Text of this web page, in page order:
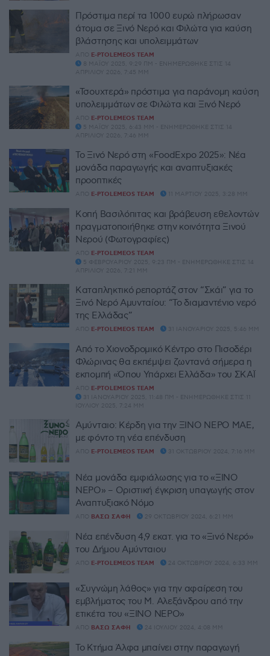
Πρόστιμα περί τα 1000 ευρώ πλήρωσαν
άτομα σε Ξινό Νερό και Φιλώτα για καύση
βλάστησης και υπολειμμάτων
ΑΠΌ E-PTOLEMEOS TEAM
8 ΜΑΪ́ΟΥ 2025, 9:29 ΠΜ - ΕΝΗΜΕΡΏΘΗΚΕ ΣΤΙΣ 14
ΑΠΡΙΛΊΟΥ 2026, 7:45 ΜΜ
«Τσουχτερά» πρόστιμα για παράνομη καύση
υπολειμμάτων σε Φιλώτα και Ξινό Νερό
ΑΠΌ E-PTOLEMEOS TEAM
5 ΜΑΪ́ΟΥ 2025, 6:43 ΜΜ - ΕΝΗΜΕΡΏΘΗΚΕ ΣΤΙΣ 14
ΑΠΡΙΛΊΟΥ 2026, 7:46 ΜΜ
Το Ξινό Νερό στη «FoodExpo 2025»: Νέα
μονάδα παραγωγής και αναπτυξιακές
προοπτικές
ΑΠΌ E-PTOLEMEOS TEAM 11 ΜΑΡΤΊΟΥ 2025, 3:28 ΜΜ
Κοπή Βασιλόπιτας και βράβευση εθελοντών
πραγματοποιήθηκε στην κοινότητα Ξινού
Νερού (Φωτογραφίες)
ΑΠΌ E-PTOLEMEOS TEAM
5 ΦΕΒΡΟΥΑΡΊΟΥ 2025, 9:23 ΠΜ - ΕΝΗΜΕΡΏΘΗΚΕ ΣΤΙΣ 14
ΑΠΡΙΛΊΟΥ 2026, 7:21 ΜΜ
Καταπληκτικό ρεπορτάζ στον “Σκάι” για το
Ξινό Νερό Αμυνταίου: “Το διαμαντένιο νερό
της Ελλάδας”
ΑΠΌ E-PTOLEMEOS TEAM 31 ΙΑΝΟΥΑΡΊΟΥ 2025, 5:46 ΜΜ
Από το Χιονοδρομικό Κέντρο στο Πισοδέρι
Φλώρινας θα εκπέμψει ζωντανά σήμερα η
εκπομπή «Όπου Υπάρχει Ελλάδα» του ΣΚΑΪ
ΑΠΌ E-PTOLEMEOS TEAM
31 ΙΑΝΟΥΑΡΊΟΥ 2025, 11:48 ΠΜ - ΕΝΗΜΕΡΏΘΗΚΕ ΣΤΙΣ 11
ΙΟΥΛΊΟΥ 2025, 7:24 ΜΜ
Αμύνταιο: Κέρδη για την ΞΙΝΟ ΝΕΡΟ ΜΑΕ,
με φόντο τη νέα επένδυση
ΑΠΌ E-PTOLEMEOS TEAM 31 ΟΚΤΩΒΡΊΟΥ 2024, 7:16 ΜΜ
Νέα μονάδα εμφιάλωσης για το «ΞΙΝΟ
ΝΕΡΟ» – Οριστική έγκριση υπαγωγής στον
Αναπτυξιακό Νόμο
ΑΠΌ ΒΆΣΩ ΣΆΦΗ 29 ΟΚΤΩΒΡΊΟΥ 2024, 6:21 ΜΜ
Νέα επένδυση 4,9 εκατ. για το «Ξινό Νερό»
του Δήμου Αμύνταιου
ΑΠΌ E-PTOLEMEOS TEAM 24 ΟΚΤΩΒΡΊΟΥ 2024, 6:33 ΜΜ
«Συγνώμη λάθος» για την αφαίρεση του
εμβλήματος του Μ. Αλεξάνδρου από την
ετικέτα του «ΞΙΝΟ ΝΕΡΟ»
ΑΠΌ ΒΆΣΩ ΣΆΦΗ 24 ΙΟΥΛΊΟΥ 2024, 4:08 ΜΜ
Το Κτήμα Άλφα μπαίνει στην παραγωγή